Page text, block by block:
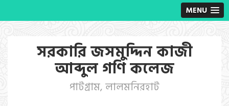
MENU
সরকারি জসমুদ্দিন কাজী
আব্দুল গণি কলেজ
পাটগ্রাম, লালমনিরহাট